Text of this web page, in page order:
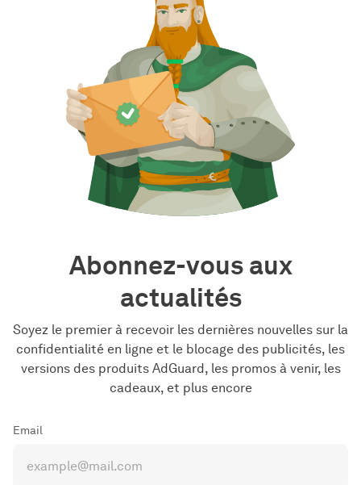
Abonnez-vous aux
actualités
Soyez le premier à recevoir les dernières nouvelles sur la
confidentialité en ligne et le blocage des publicités, les
versions des produits AdGuard, les promos à venir, les
cadeaux, et plus encore
Email